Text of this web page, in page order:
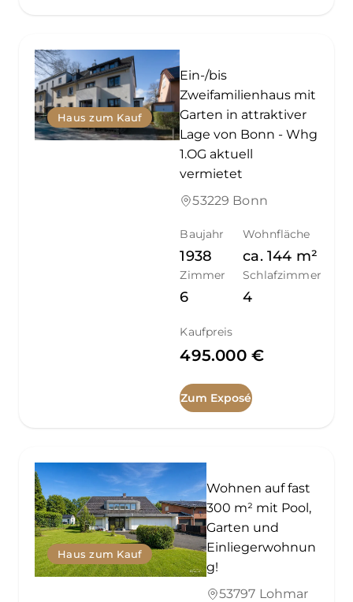
Haus zum Kauf
Ein-/bis
Zweifamilienhaus mit
Garten in attraktiver
Lage von Bonn - Whg
1.OG aktuell
vermietet
53229 Bonn
Baujahr
1938
Wohnfläche
ca. 144 m²
Zimmer
6
Schlafzimmer
4
Kaufpreis
495.000 €
Zum Exposé
Haus zum Kauf
Wohnen auf fast
300 m² mit Pool,
Garten und
Einliegerwohnun
g!
53797 Lohmar